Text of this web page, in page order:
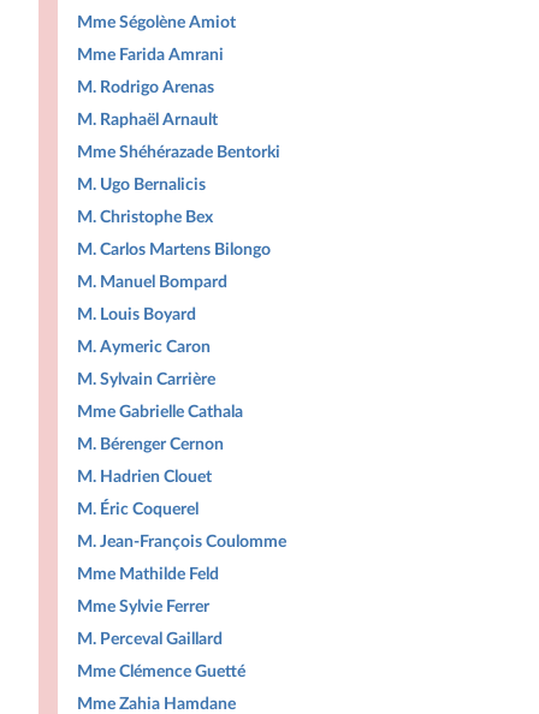
Mme Ségolène Amiot
Mme Farida Amrani
M. Rodrigo Arenas
M. Raphaël Arnault
Mme Shéhérazade Bentorki
M. Ugo Bernalicis
M. Christophe Bex
M. Carlos Martens Bilongo
M. Manuel Bompard
M. Louis Boyard
M. Aymeric Caron
M. Sylvain Carrière
Mme Gabrielle Cathala
M. Bérenger Cernon
M. Hadrien Clouet
M. Éric Coquerel
M. Jean-François Coulomme
Mme Mathilde Feld
Mme Sylvie Ferrer
M. Perceval Gaillard
Mme Clémence Guetté
Mme Zahia Hamdane